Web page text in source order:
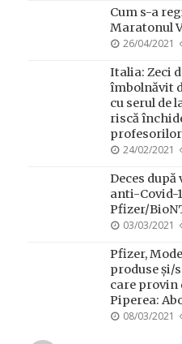
Cum s-a
Maratonul
POSTED
26/04/2021
Italia: Zeci
îmbolnăvit
cu serul de
riscă
profesorilor
POSTED
24/02/2021
Deces
anti-Covid-
Pfizer/
POSTED
03/03/2021
Pfizer,
produse și/
care provin
Piperea:
POSTED
08/03/2021